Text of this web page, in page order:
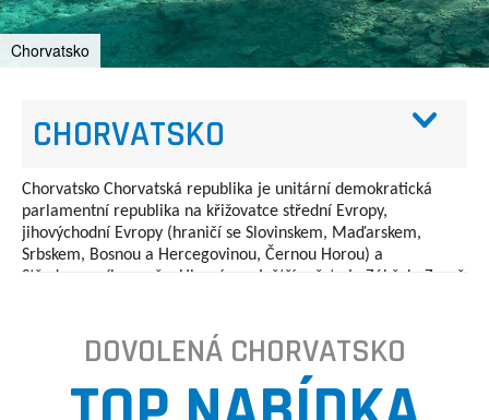
Chorvatsko
CHORVATSKO
Chorvatsko Chorvatská republika je unitární demokratická
parlamentní republika na křižovatce střední Evropy,
jihovýchodní Evropy (hraničí se Slovinskem, Maďarskem,
Srbskem, Bosnou a Hercegovinou, Černou Horou) a
Středozemního moře. Hlavní a největší město je Záhřeb. Země
kontinentální a středomořské klima. Jadranské pobřeží
Chorvatska má více než tisíc ostrovů. Země má 4,28 obyvatel,
z nichž většina je chorvatské národnosti. Převažuje zde
římskokatolická víra.
DOVOLENÁ CHORVATSKO